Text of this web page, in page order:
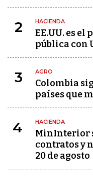
2 HACIENDA
EE.UU. es el
pública con
3 AGRO
Colombia
países que
4 HACIENDA
MinInterior
contratos y
20 de agosto